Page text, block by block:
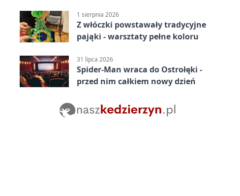
1 sierpnia 2026
Z włóczki powstawały tradycyjne
pająki - warsztaty pełne koloru
31 lipca 2026
Spider-Man wraca do Ostrołęki -
przed nim całkiem nowy dzień